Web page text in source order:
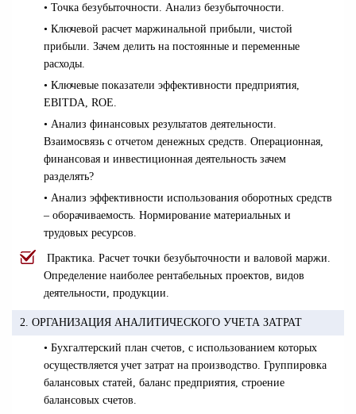
• Точка безубыточности. Анализ безубыточности.
• Ключевой расчет маржинальной прибыли, чистой
прибыли. Зачем делить на постоянные и переменные
расходы.
• Ключевые показатели эффективности предприятия,
EBITDA, ROE.
• Анализ финансовых результатов деятельности.
Взаимосвязь с отчетом денежных средств. Операционная,
финансовая и инвестиционная деятельность зачем
разделять?
• Анализ эффективности использования оборотных средств
– оборачиваемость. Нормирование материальных и
трудовых ресурсов.
Практика. Расчет точки безубыточности и валовой маржи.
Определение наиболее рентабельных проектов, видов
деятельности, продукции.
2. ОРГАНИЗАЦИЯ АНАЛИТИЧЕСКОГО УЧЕТА ЗАТРАТ
• Бухгалтерский план счетов, с использованием которых
осуществляется учет затрат на производство. Группировка
балансовых статей, баланс предприятия, строение
балансовых счетов.